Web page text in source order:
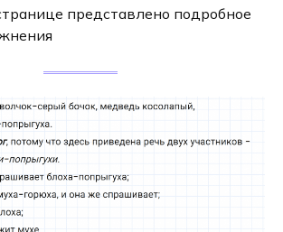
представлено подробное